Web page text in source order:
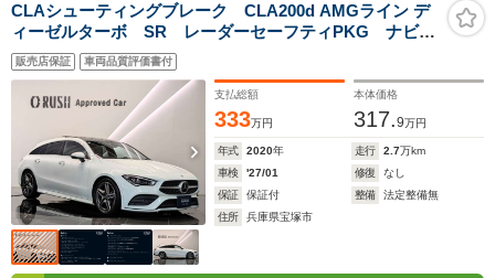
CLAシューティングブレーク CLA200d AMGライン デ
ィーゼルターボ SR レーダーセーフティPKG ナビ
P 18AW メモリー付パワーシート シートヒーター
パークトロニック アクティブパーキングアシスト
EASY-PACK自動開閉テールゲート マルチビームLEDヘ
販売店保証 車両品質評価書付
支払総額
333万円
本体価格
317.9万円
年式 2020年 走行 2.7万km
車検
'27/01 修復
なし
保証
保証付 整備
法定整備無
住所
兵庫県宝塚市